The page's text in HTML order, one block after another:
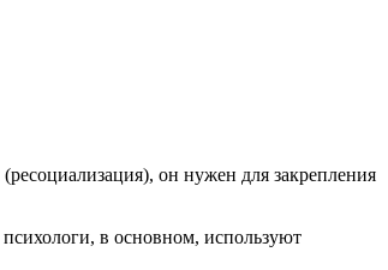
он нужен для закрепления
в основном, используют